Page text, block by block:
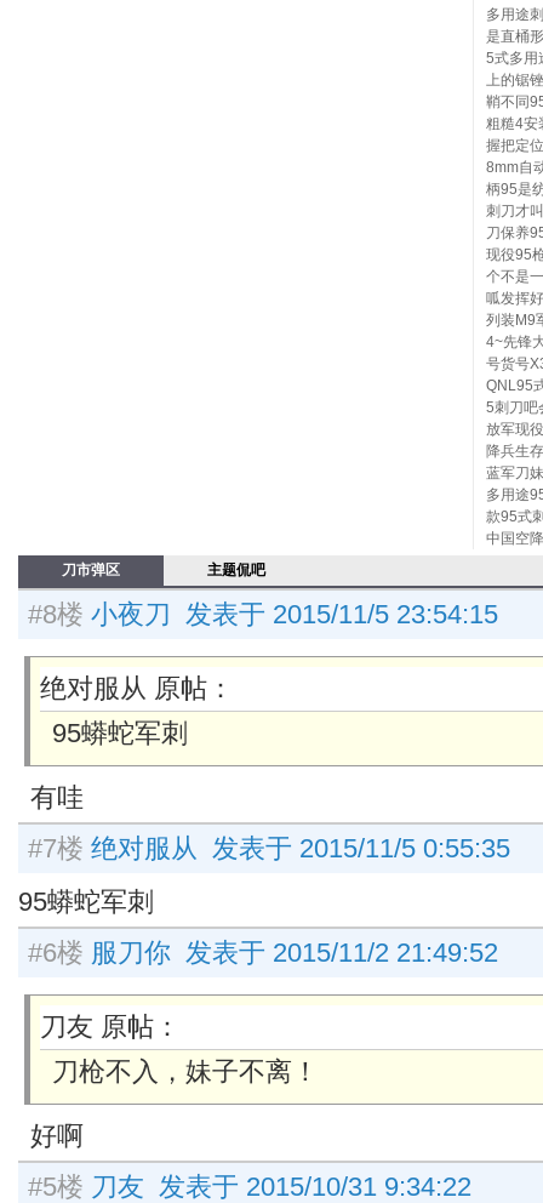
多用途
是直桶
5式多用
上的锯
鞘不同
粗糙4安
握把定
8mm自
柄95是
刺刀才
刀保养
现役95
个不是
呱发挥
列装M9
4~先锋
号货号
QNL95
5刺刀吧
放军现
降兵生
蓝军刀
多用途
款95式
中国空
刀市弹区
主题侃吧
#8楼 小夜刀 发表于 2015/11/5 23:54:15
绝对服从 原帖：
95蟒蛇军刺
有哇
#7楼 绝对服从 发表于 2015/11/5 0:55:35
95蟒蛇军刺
#6楼 服刀你 发表于 2015/11/2 21:49:52
刀友 原帖：
刀枪不入，妹子不离！
好啊
#5楼 刀友 发表于 2015/10/31 9:34:22